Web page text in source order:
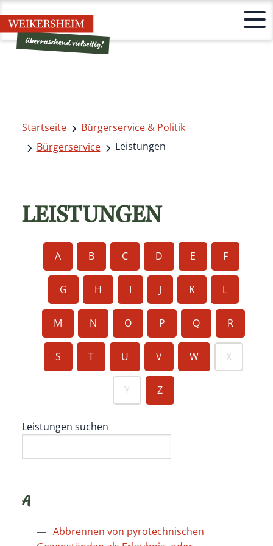
Startseite
Bürgerservice & Politik
Bürgerservice
Leistungen
LEISTUNGEN
A B C D E F
G H I J K L
M N O P Q R
S T U V W X
Y Z
Leistungen suchen
A
Abbrennen von pyrotechnischen